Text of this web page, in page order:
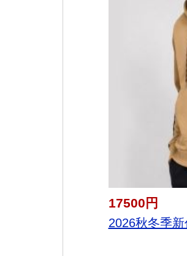
17500円
2026秋冬季